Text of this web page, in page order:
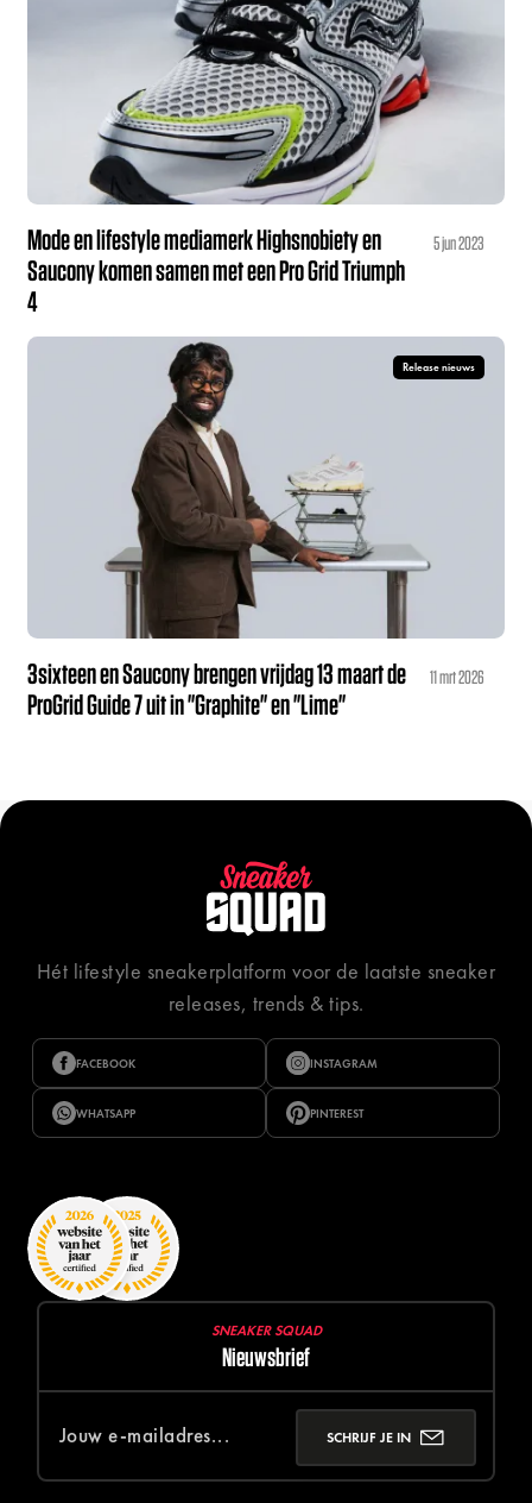
Mode en lifestyle mediamerk Highsnobiety en
Saucony komen samen met een Pro Grid Triumph
4
5 jun 2023
Release nieuws
3sixteen en Saucony brengen vrijdag 13 maart de
ProGrid Guide 7 uit in "Graphite" en "Lime"
11 mrt 2026
Hét lifestyle sneakerplatform voor de laatste sneaker
releases, trends & tips.
FACEBOOK INSTAGRAM
WHATSAPP PINTEREST
SNEAKER SQUAD
Nieuwsbrief
SCHRIJF JE IN